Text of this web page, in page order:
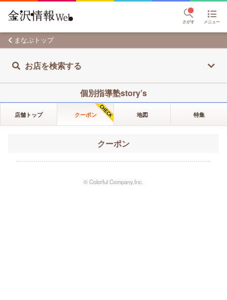
さがす メニュー
まなぶトップ
お店を検索する
個別指導塾story’s
店舗トップ クーポン 地図 特集
クーポン
© Colorful Company,Inc.